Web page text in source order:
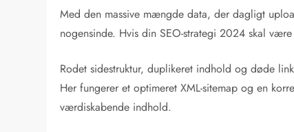
Med den massive mængde data, der dagligt
nogensinde. Hvis din SEO-strategi 2024 skal
Rodet sidestruktur, duplikeret indhold og døde
Her fungerer et optimeret XML-sitemap og en
værdiskabende indhold.